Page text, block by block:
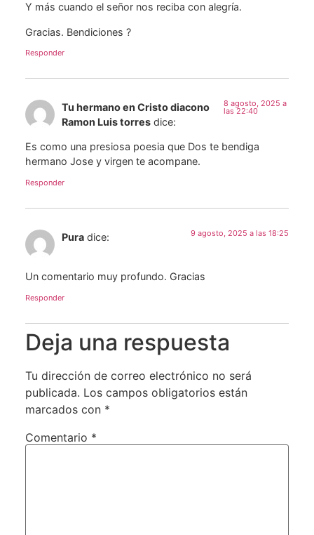
Y más cuando el señor nos reciba con alegría.
Gracias. Bendiciones ?
Responder
Tu hermano en Cristo diacono
Ramon Luis torres dice:
8 agosto, 2025 a
las 22:40
Es como una presiosa poesia que Dos te bendiga
hermano Jose y virgen te acompane.
Responder
Pura dice: 9 agosto, 2025 a las 18:25
Un comentario muy profundo. Gracias
Responder
Deja una respuesta
Tu dirección de correo electrónico no será
publicada. Los campos obligatorios están
marcados con *
Comentario *